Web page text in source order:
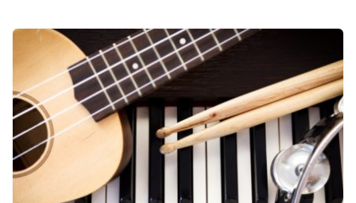
i
l
l
e
d
e
W
a